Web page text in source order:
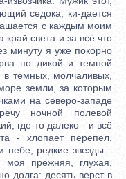
седока, ки-дается
с каждым моим
край света и за всё что
минуту я уже покорно
по дикой и темной
тёмных, молчаливых,
земли, за которым
на северо-западе
ночной полевой
где-то далеко - и всё
- хлопает перепел.
небе, редкие звезды...
прежняя, глухая,
долга: десять верст в